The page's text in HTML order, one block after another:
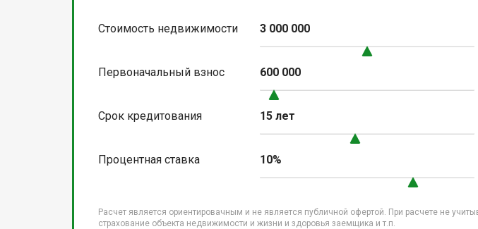
Стоимость недвижимости 3 000 000
Первоначальный взнос 600 000
Срок кредитования 15 лет
Процентная ставка 10%
Расчет является ориентировачным и не является публичной офертой. При расчете не
страхование объекта недвижимости и жизни и здоровья заемщика и т.п.